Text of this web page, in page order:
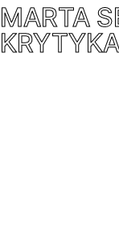
MARTA